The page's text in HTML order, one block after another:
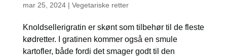
mar 25, 2024| Vegetariske retter
Knoldsellerigratin er skønt som tilbehør til de fleste
kødretter. I gratinen kommer også en smule
kartofler, både fordi det smager godt til den